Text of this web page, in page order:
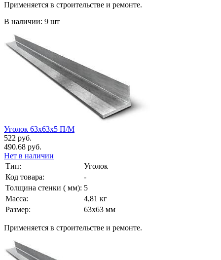
Применяется в строительстве и ремонте.
В наличии: 9 шт
Уголок 63х63х5 П/М
522 руб.
490.68 руб.
Нет в наличии
Тип:
Уголок
Код товара:
-
Толщина стенки ( мм): 5
Масса:
4,81 кг
Размер:
63х63 мм
Применяется в строительстве и ремонте.